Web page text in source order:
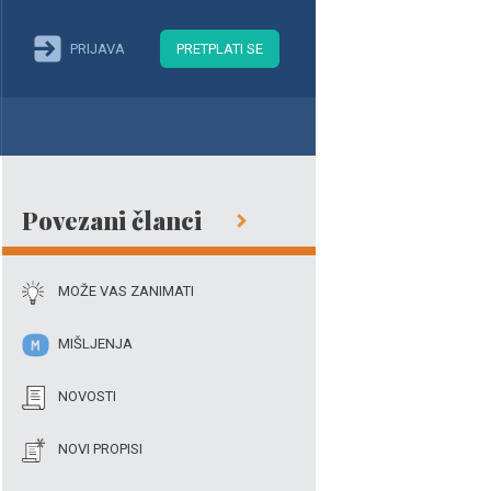
PRIJAVA PRETPLATI SE
Povezani članci
MOŽE VAS ZANIMATI
MIŠLJENJA
NOVOSTI
NOVI PROPISI